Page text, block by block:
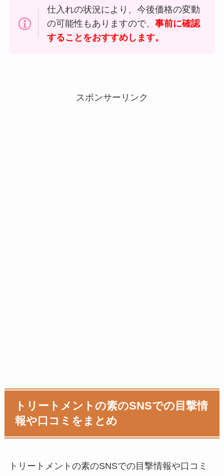
仕入れの状況により、今後価格の変動
の可能性もありますので、事前に確認
することをおすすめします。
スポンサーリンク
トリートメントの素のSNSでの目撃情
報や口コミをまとめ
トリートメントの素のSNSでの目撃情報や口コミ